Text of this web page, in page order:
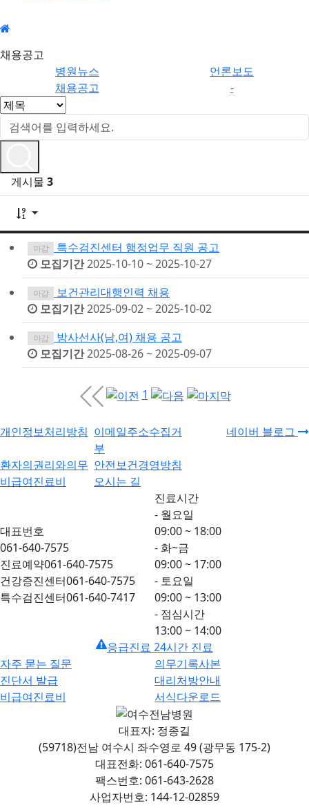
식 고
채용공고
병원뉴스
언론보도
채용공고
-
게시물 3
게시물 정렬
마감
특수검진센터 행정업무 직원 공고
모집기간2025-10-10 ~ 2025-10-27
마감
보건관리대행인력 채용
모집기간2025-09-02 ~ 2025-10-02
마감
방사선사(남,여) 채용 공고
모집기간2025-08-26 ~ 2025-09-07
1
개인정보처리방침 이메일주소수집거
부
환자의권리와의무 안전보건경영방침
비급여진료비
오시는 길
네이버 블로그
대표번호
061-640-7575
진료예약061-640-7575
건강증진센터061-640-7575
특수검진센터061-640-7417
진료시간
- 월요일
09:00 ~ 18:00
- 화~금
09:00 ~ 17:00
- 토요일
09:00 ~ 13:00
- 점심시간
13:00 ~ 14:00
응급진료 24시간 진료
자주 묻는 질문
의무기록사본
진단서 발급
대리처방안내
비급여진료비
서식다운로드
대표자: 정종길
(59718)전남 여수시 좌수영로 49 (광무동 175-2)
대표전화: 061-640-7575
팩스번호: 061-643-2628
사업자번호: 144-12-02859